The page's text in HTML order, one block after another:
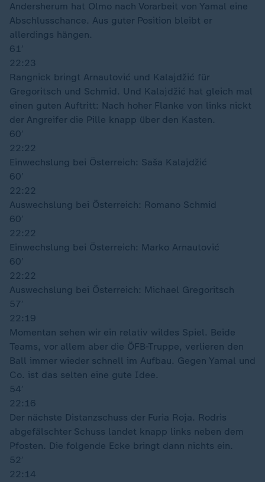
Andersherum hat Olmo nach Vorarbeit von Yamal eine
Abschlusschance. Aus guter Position bleibt er
allerdings hängen.
61′
22:23
Rangnick bringt Arnautović und Kalajdžić für
Gregoritsch und Schmid. Und Kalajdžić hat gleich mal
einen guten Auftritt: Nach hoher Flanke von links nickt
der Angreifer die Pille knapp über den Kasten.
60′
22:22
Einwechslung bei Österreich: Saša Kalajdžić
60′
22:22
Auswechslung bei Österreich: Romano Schmid
60′
22:22
Einwechslung bei Österreich: Marko Arnautović
60′
22:22
Auswechslung bei Österreich: Michael Gregoritsch
57′
22:19
Momentan sehen wir ein relativ wildes Spiel. Beide
Teams, vor allem aber die ÖFB-Truppe, verlieren den
Ball immer wieder schnell im Aufbau. Gegen Yamal und
Co. ist das selten eine gute Idee.
54′
22:16
Der nächste Distanzschuss der Furia Roja. Rodris
abgefälschter Schuss landet knapp links neben dem
Pfosten. Die folgende Ecke bringt dann nichts ein.
52′
22:14